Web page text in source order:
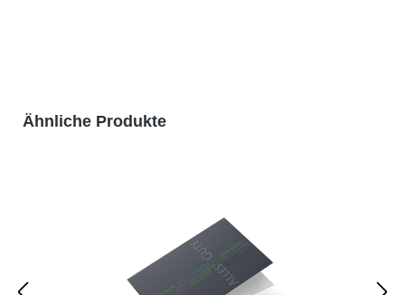
Produktgalerie überspringen
Ähnliche Produkte